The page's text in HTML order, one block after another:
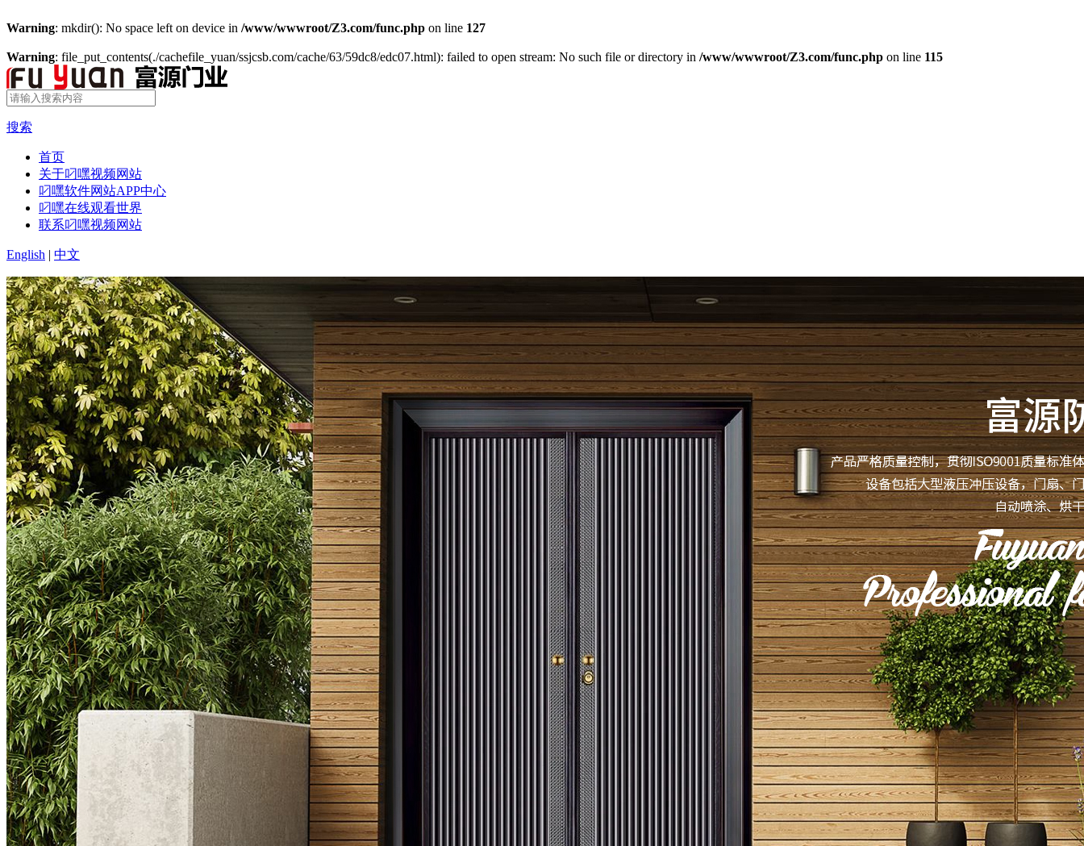
Warning: mkdir(): No space left on device in /www/wwwroot/Z3.com/func.php on line 127
Warning: file_put_contents(./cachefile_yuan/ssjcsb.com/cache/63/59dc8/edc07.html): failed to open stream: No such file or directory in /www/wwwroot/Z3.com/func.php on line 115
搜索
首页
关于叼嘿视频网站
叼嘿软件网站APP中心
叼嘿在线观看世界
联系叼嘿视频网站
English | 中文